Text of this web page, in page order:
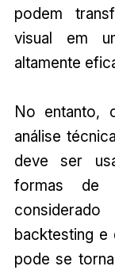
podem
visual em
altamente
No entanto,
análise
deve ser
formas de
backtesting e
pode se